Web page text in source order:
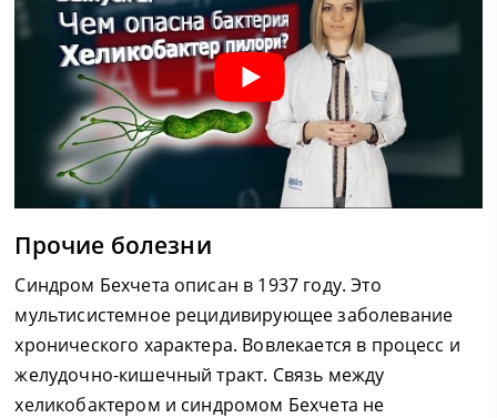
Прочие болезни
Синдром Бехчета описан в 1937 году. Это
мультисистемное рецидивирующее заболевание
хронического характера. Вовлекается в процесс и
желудочно-кишечный тракт. Связь между
хеликобактером и синдромом Бехчета не